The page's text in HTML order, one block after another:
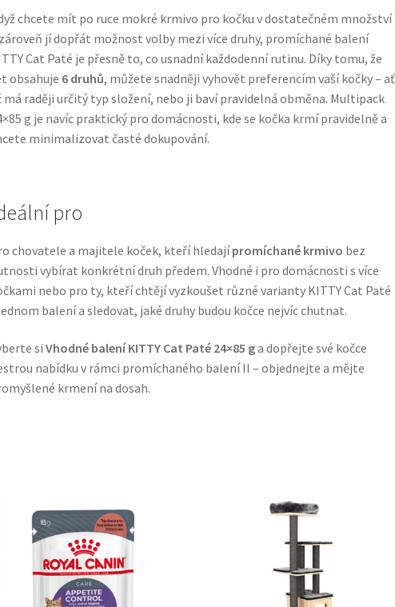
chcete mít po ruce mokré krmivo pro kočku v dostatečném množství
jí dopřát možnost volby mezi více druhy, promíchané balení
Cat Paté je přesně to, co usnadní každodenní rutinu. Díky tomu, že
obsahuje 6 druhů, můžete snadněji vyhovět preferencím vaší kočky – ať
má raději určitý typ složení, nebo ji baví pravidelná obměna. Multipack
g je navíc praktický pro domácnosti, kde se kočka krmí pravidelně a
minimalizovat časté dokupování.
pro
chovatele a majitele koček, kteří hledajípromíchané krmivo bez
vybírat konkrétní druh předem. Vhodné i pro domácnosti s více
nebo pro ty, kteří chtějí vyzkoušet různé varianty KITTY Cat Paté
balení a sledovat, jaké druhy budou kočce nejvíc chutnat.
si Vhodné balení KITTY Cat Paté 24×85 ga dopřejte své kočce
nabídku v rámci promíchaného balení II – objednejte a mějte
krmení na dosah.